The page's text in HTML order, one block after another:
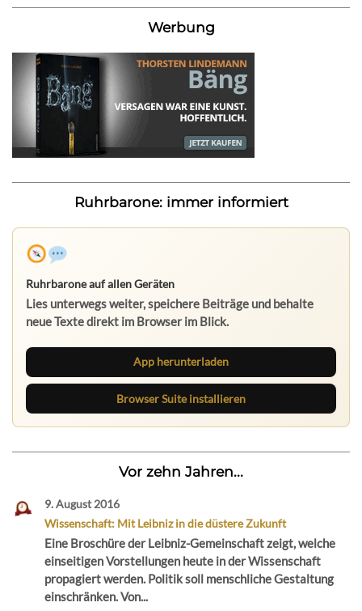
Werbung
Ruhrbarone: immer informiert
Ruhrbarone auf allen Geräten
Lies unterwegs weiter, speichere Beiträge und behalte
neue Texte direkt im Browser im Blick.
App herunterladen
Browser Suite installieren
Vor zehn Jahren...
9. August 2016
Wissenschaft: Mit Leibniz in die düstere Zukunft
Eine Broschüre der Leibniz-Gemeinschaft zeigt, welche
einseitigen Vorstellungen heute in der Wissenschaft
propagiert werden. Politik soll menschliche Gestaltung
einschränken. Von...